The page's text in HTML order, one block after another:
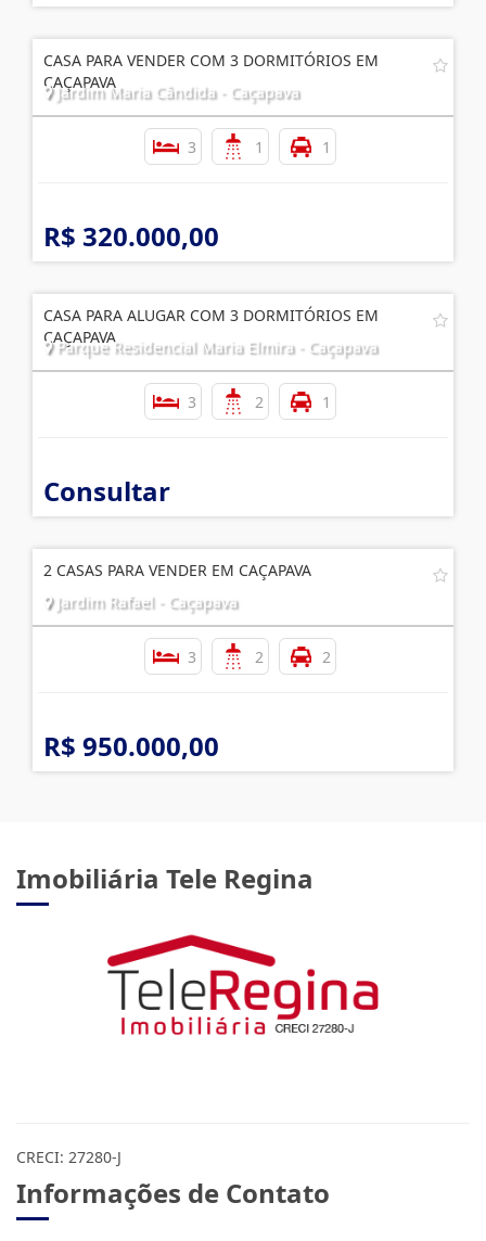
CASA PARA VENDER COM 3 DORMITÓRIOS EM
CAÇAPAVA
Jardim Maria Cândida - Caçapava
3 1 1
R$ 320.000,00
CASA PARA ALUGAR COM 3 DORMITÓRIOS EM
CAÇAPAVA
Parque Residencial Maria Elmira - Caçapava
3 2 1
Consultar
2 CASAS PARA VENDER EM CAÇAPAVA
Jardim Rafael - Caçapava
3 2 2
R$ 950.000,00
Imobiliária Tele Regina
CRECI: 27280-J
Informações de Contato